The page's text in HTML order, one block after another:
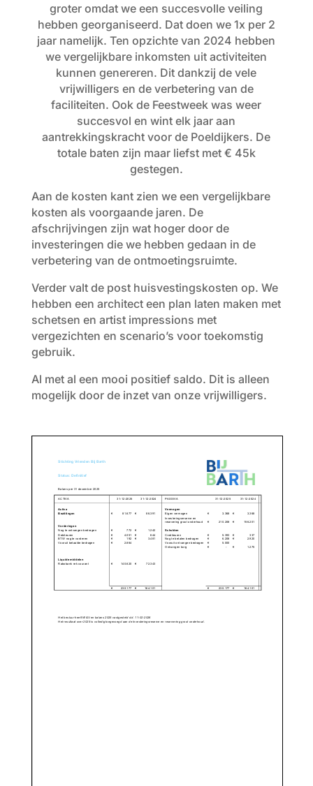
groter omdat we een succesvolle veiling
hebben georganiseerd. Dat doen we 1x per 2
jaar namelijk. Ten opzichte van 2024 hebben
we vergelijkbare inkomsten uit activiteiten
kunnen genereren. Dit dankzij de vele
vrijwilligers en de verbetering van de
faciliteiten. Ook de Feestweek was weer
succesvol en wint elk jaar aan
aantrekkingskracht voor de Poeldijkers. De
totale baten zijn maar liefst met € 45k
gestegen.
Aan de kosten kant zien we een vergelijkbare
kosten als voorgaande jaren. De
afschrijvingen zijn wat hoger door de
investeringen die we hebben gedaan in de
verbetering van de ontmoetingsruimte.
Verder valt de post huisvestingskosten op. We
hebben een architect een plan laten maken met
schetsen en artist impressions met
vergezichten en scenario’s voor toekomstig
gebruik.
Al met al een mooi positief saldo. Dit is alleen
mogelijk door de inzet van onze vrijwilligers.